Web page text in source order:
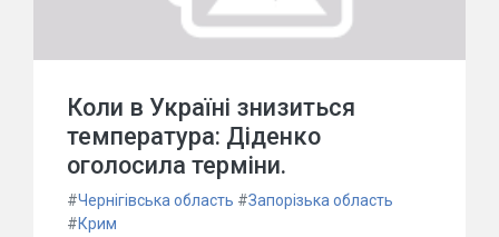
Коли в Україні знизиться
температура: Діденко
оголосила терміни.
#Чернігівська область #Запорізька область
#Крим